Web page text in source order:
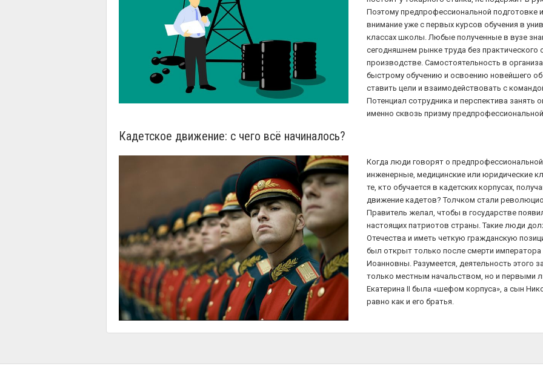
Поэтому предпрофессиональной подготовке
внимание уже с первых курсов обучения в
классах школы. Любые полученные в вузе
сегодняшнем рынке труда без практического
производстве. Самостоятельность в
быстрому обучению и освоению новейшего
ставить цели и взаимодействовать с
Потенциал сотрудника и перспектива
именно сквозь призму
Кадетское движение: с чего всё начиналось?
Когда люди говорят о
инженерные, медицинские или юридические
те, кто обучается в кадетских корпусах,
движение кадетов? Толчком стали
Правитель желал, чтобы в государстве
настоящих патриотов страны. Такие люди
Отечества и иметь четкую гражданскую
был открыт только после смерти
Иоанновны. Разумеется, деятельность этого
только местным начальством, но и первыми
Екатерина II была «шефом корпуса», а сын
равно как и его братья.